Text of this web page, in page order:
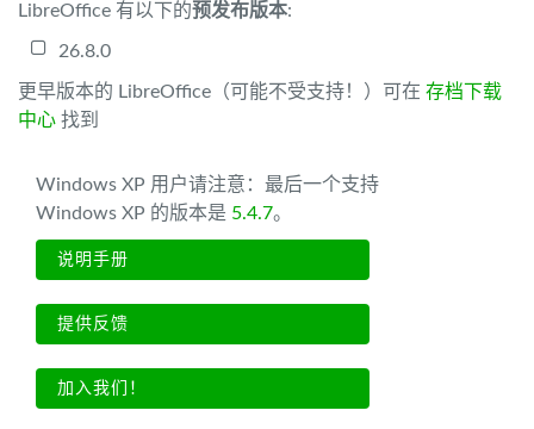
LibreOffice 有以下的预发布版本:
26.8.0
更早版本的 LibreOffice（可能不受支持！）可在 存档下载
中心 找到
Windows XP 用户请注意：最后一个支持
Windows XP 的版本是 5.4.7。
说明手册
提供反馈
加入我们！